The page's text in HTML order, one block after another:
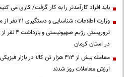
باید افراد کارآمدتر را به کار گرفت/ کاری
وزارت
تروریستی
در استان کرمان
معامله بیش از ۴۱۳ هزار تن کالا
ارزش معاملات روز شدند